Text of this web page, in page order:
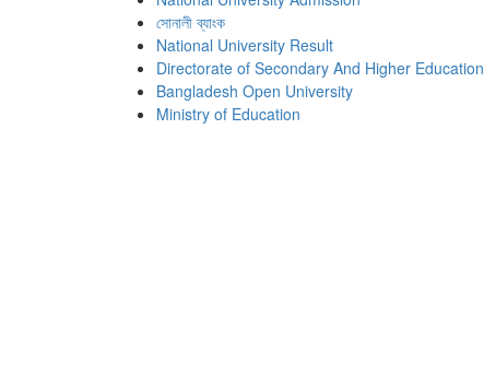
সোনালী ব্যাংক
National University Result
Directorate of Secondary And Higher Education
Bangladesh Open University
Ministry of Education